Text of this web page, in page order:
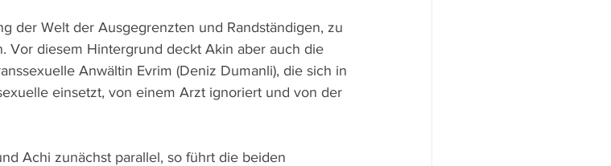
der Welt der Ausgegrenzten und Randständigen, zu
Vor diesem Hintergrund deckt Akin aber auch die
Anwältin Evrim (Deniz Dumanli), die sich in
einsetzt, von einem Arzt ignoriert und von der
Achi zunächst parallel, so führt die beiden